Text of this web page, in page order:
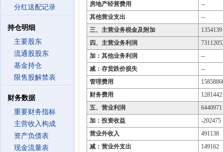
分红送配记录
持仓明细
主要股东
流通股股东
基金持仓
限售股解禁表
财务数据
重要财务指标
主营收入构成
资产负债表
现金流量表
房地产经营费用
--
其他营业支出
--
三、主营业务税金及附加
1354139
四、主营业务利润
加：其他业务利润
--
减：存货跌价损失
--
管理费用
财务费用
1281442
五、营业利润
6440971
加：投资收益
-202475
营业外收入
491138
减：营业外支出
149162